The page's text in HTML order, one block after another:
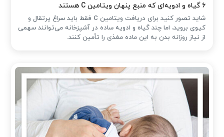
۶ گیاه و ادویه‌ای که منبع پنهان ویتامین C هستند
شاید تصور کنید برای دریافت ویتامین C فقط باید سراغ پرتقال و
کیوی بروید، اما چند گیاه و ادویه ساده در آشپزخانه می‌توانند سهمی
از نیاز روزانه بدن به این ماده مغذی را تأمین کنند.